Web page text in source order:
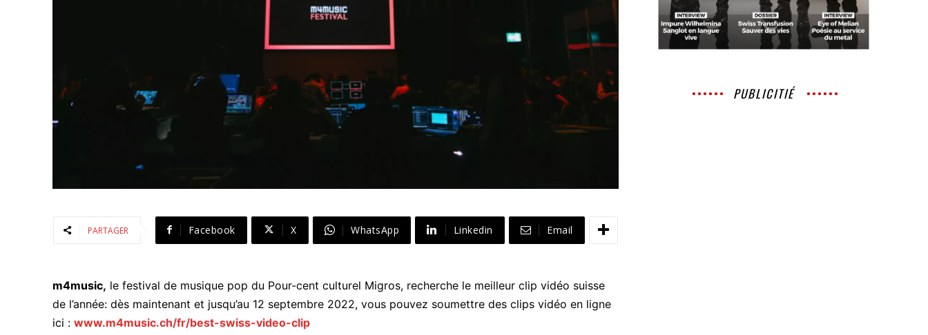
PARTAGER Facebook X WhatsApp Linkedin Email
m4music, le festival de musique pop du Pour-cent culturel Migros, recherche le meilleur clip vidéo suisse
de l’année: dès maintenant et jusqu’au 12 septembre 2022, vous pouvez soumettre des clips vidéo en ligne
ici : www.m4music.ch/fr/best-swiss-video-clip
PUBLICITIÉ